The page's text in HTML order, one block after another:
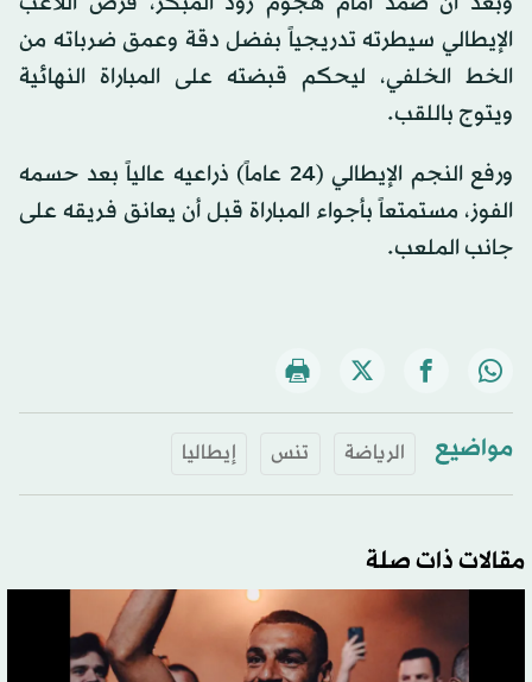
الإيطالي سيطرته تدريجياً بفضل دقة وعمق ضرباته من
الخط الخلفي، ليحكم قبضته على المباراة النهائية
ويتوج باللقب.
ورفع النجم الإيطالي (24 عاماً) ذراعيه عالياً بعد حسمه
الفوز، مستمتعاً بأجواء المباراة قبل أن يعانق فريقه على
جانب الملعب.
مواضيع الرياضة تنس إيطاليا
مقالات ذات صلة